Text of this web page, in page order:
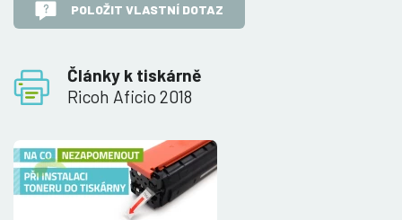
Články k tiskárně
Ricoh Aficio 2018
POLOŽIT VLASTNÍ DOTAZ